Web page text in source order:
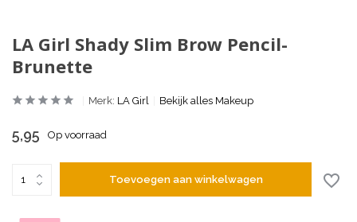
LA Girl Shady Slim Brow Pencil-
Brunette
Merk: LA Girl Bekijk alles Makeup
5,95 Op voorraad
Toevoegen aan winkelwagen